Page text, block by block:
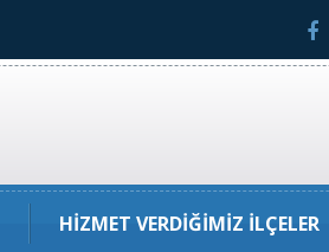
HIZMET VERDIĞIMIZ İLÇELER